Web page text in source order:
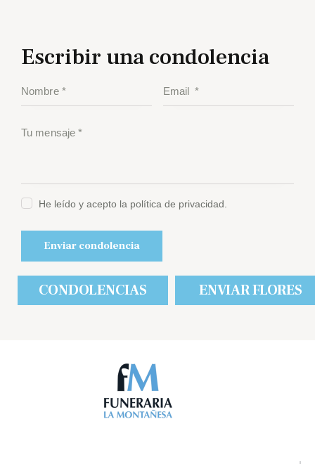
Escribir una condolencia
He leído y acepto la política de privacidad.
CONDOLENCIAS ENVIAR FLORES